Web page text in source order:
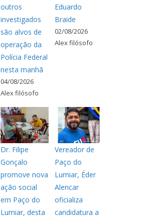
outros
investigados
são alvos de
operação da
Polícia Federal
nesta manhã
04/08/2026
Alex filósofo
Eduardo
Braide
02/08/2026
Alex filósofo
Dr. Filipe
Gonçalo
promove nova
ação social
em Paço do
Lumiar, desta
Vereador de
Paço do
Lumiar, Éder
Alencar
oficializa
candidatura a